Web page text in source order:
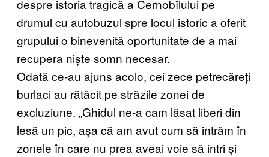
despre istoria tragică a Cernobîlului pe
drumul cu autobuzul spre locul istoric a oferit
grupului o binevenită oportunitate de a mai
recupera niște somn necesar.
Odată ce-au ajuns acolo, cei zece petrecăreți
burlaci au rătăcit pe străzile zonei de
excluziune. „Ghidul ne-a cam lăsat liberi din
lesă un pic, așa că am avut cum să intrăm în
zonele în care nu prea aveai voie să intri și